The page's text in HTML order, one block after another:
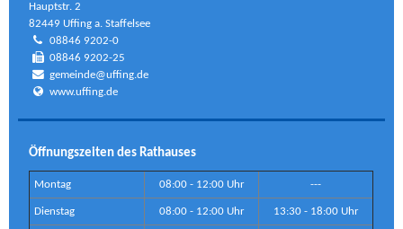
Hauptstr. 2
82449 Uffing a. Staffelsee
08846 9202-0
08846 9202-25
gemeinde@uffing.de
www.uffing.de
Öffnungszeiten des Rathauses
Montag 08:00 - 12:00 Uhr ---
Dienstag 08:00 - 12:00 Uhr 13:30 - 18:00 Uhr